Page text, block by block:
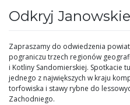
Odkryj Janowskie
Zapraszamy do odwiedzenia
pograniczu trzech regionów
i Kotliny Sandomierskiej. Spotkacie
jednego z największych w kraju
torfowiska i stawy rybne do
Zachodniego.